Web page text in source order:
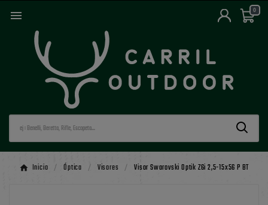
 0
Inicio Óptica Visores Visor Swarovski Optik Z6i 2,5-15x56 P BT